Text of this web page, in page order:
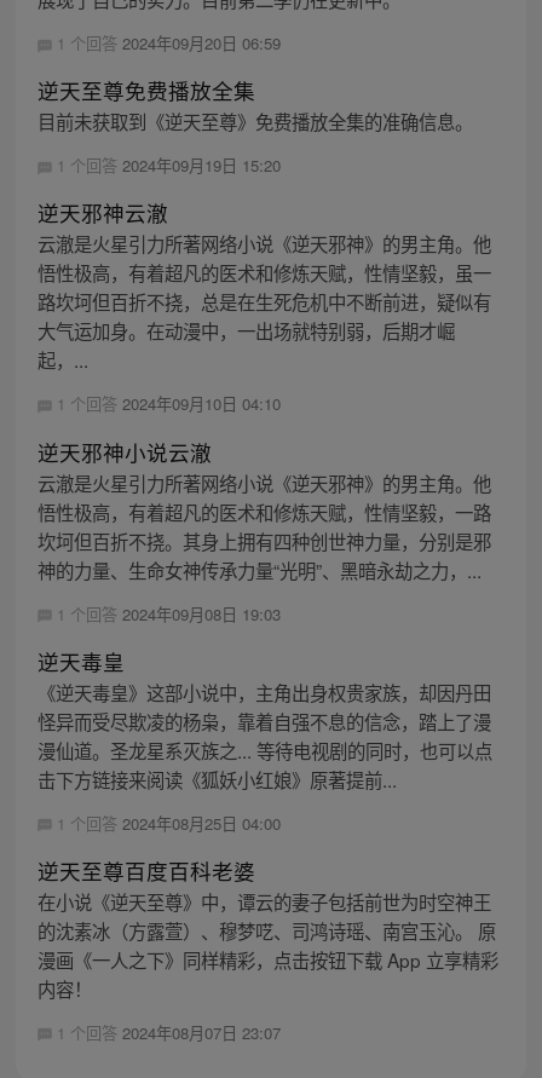
1 个回答 2024年09月20日 06:59
逆天至尊免费播放全集
目前未获取到《逆天至尊》免费播放全集的准确信息。
1 个回答 2024年09月19日 15:20
逆天邪神云澈
云澈是火星引力所著网络小说《逆天邪神》的男主角。他
悟性极高，有着超凡的医术和修炼天赋，性情坚毅，虽一
路坎坷但百折不挠，总是在生死危机中不断前进，疑似有
大气运加身。在动漫中，一出场就特别弱，后期才崛
起，...
1 个回答 2024年09月10日 04:10
逆天邪神小说云澈
云澈是火星引力所著网络小说《逆天邪神》的男主角。他
悟性极高，有着超凡的医术和修炼天赋，性情坚毅，一路
坎坷但百折不挠。其身上拥有四种创世神力量，分别是邪
神的力量、生命女神传承力量“光明”、黑暗永劫之力，...
1 个回答 2024年09月08日 19:03
逆天毒皇
《逆天毒皇》这部小说中，主角出身权贵家族，却因丹田
怪异而受尽欺凌的杨枭，靠着自强不息的信念，踏上了漫
漫仙道。圣龙星系灭族之... 等待电视剧的同时，也可以点
击下方链接来阅读《狐妖小红娘》原著提前...
1 个回答 2024年08月25日 04:00
逆天至尊百度百科老婆
在小说《逆天至尊》中，谭云的妻子包括前世为时空神王
的沈素冰（方露萱）、穆梦呓、司鸿诗瑶、南宫玉沁。 原
漫画《一人之下》同样精彩，点击按钮下载 App 立享精彩
内容！
1 个回答 2024年08月07日 23:07